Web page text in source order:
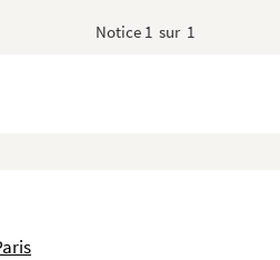
Notice 1 sur 1